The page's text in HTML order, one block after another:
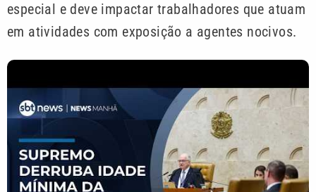
especial e deve impactar trabalhadores que atuam
em atividades com exposição a agentes nocivos.